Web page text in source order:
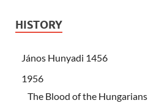
HISTORY
János Hunyadi 1456
1956
The Blood of the Hungarians